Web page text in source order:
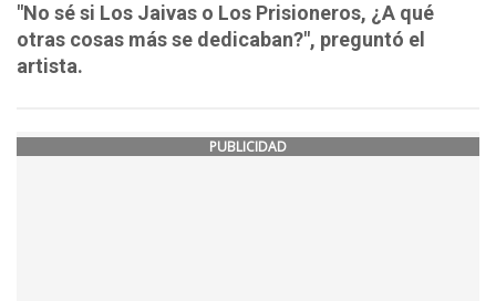
"No sé si Los Jaivas o Los Prisioneros, ¿A qué
otras cosas más se dedicaban?", preguntó el
artista.
PUBLICIDAD